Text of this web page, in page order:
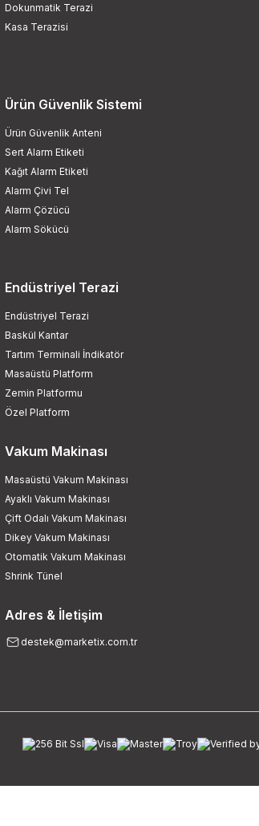
Adres & İletişim
destek@marketix.com.tr
Dokunmatik Terazi
Kasa Terazisi
Ürün Güvenlik Sistemi
Ürün Güvenlik Anteni
Sert Alarm Etiketi
Kağıt Alarm Etiketi
Alarm Çivi Tel
Alarm Çözücü
Alarm Sökücü
Endüstriyel Terazi
Endüstriyel Terazi
Baskül Kantar
Tartım Terminali İndikatör
Masaüstü Platform
Zemin Platformu
Özel Platform
Vakum Makinası
Masaüstü Vakum Makinası
Ayaklı Vakum Makinası
Çift Odalı Vakum Makinası
Dikey Vakum Makinası
Otomatik Vakum Makinası
Shrink Tünel